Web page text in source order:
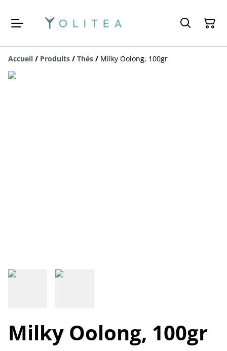
Accueil / Produits / Thés / Milky Oolong, 100gr
Milky Oolong, 100gr